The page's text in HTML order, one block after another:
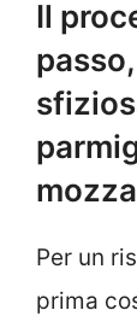
Il
Per un
prima